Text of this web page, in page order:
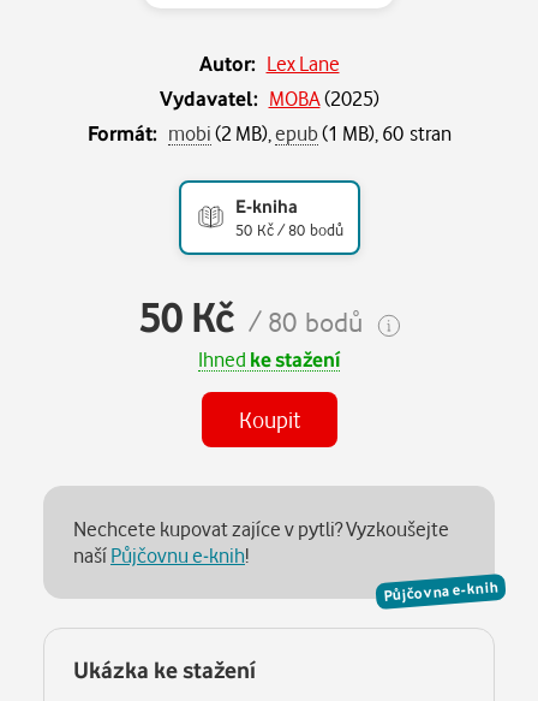
Autor: Lex Lane
Vydavatel: MOBA(2025)
Formát: mobi(2 MB), epub(1 MB), 60 stran
E-kniha
50 Kč / 80 bodů
50 Kč / 80 bodů
Ihned ke stažení
Koupit
Půjčovna e-knih
Nechcete kupovat zajíce v pytli? Vyzkoušejte
našíPůjčovnu e-knih!
Ukázka ke stažení